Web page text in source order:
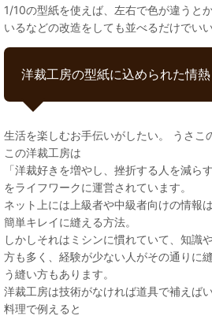
1/10の型紙を使えば、左右で色が違うと
いるなどの改造をしても並べるだけでいい
洋裁工房の型紙に込められた情熱
生活を楽しむお手伝いがしたい。 うさこ
この洋裁工房は
「洋裁好きを増やし、挫折する人を減らす
をライフワークに運営されています。
ネット上には上級者や中級者向けの情報
簡単キレイに縫える方法。
しかしそれはミシンに慣れていて、知識
方も多く、経験が少ない人がその通りに
う縫い方もあります。
洋裁工房は技術がなければ道具で補えば
料理で例えると